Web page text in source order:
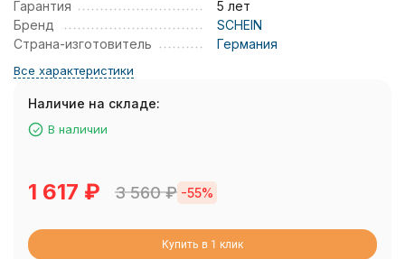
Гарантия
5 лет
Бренд
SCHEIN
Страна-изготовитель
Германия
Все характеристики
Наличие на складе:
В наличии
1 617 ₽ 3 560₽ -55%
Купить в 1 клик